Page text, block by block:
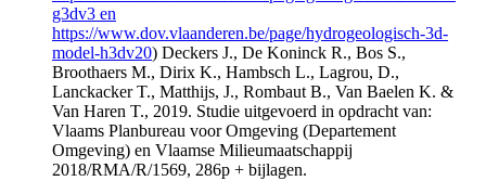
g3dv3 en
https://www.dov.vlaanderen.be/page/hydrogeologisch-3d-
model-h3dv20) Deckers J., De Koninck R., Bos S.,
Broothaers M., Dirix K., Hambsch L., Lagrou, D.,
Lanckacker T., Matthijs, J., Rombaut B., Van Baelen K. &
Van Haren T., 2019. Studie uitgevoerd in opdracht van:
Vlaams Planbureau voor Omgeving (Departement
Omgeving) en Vlaamse Milieumaatschappij
2018/RMA/R/1569, 286p + bijlagen.